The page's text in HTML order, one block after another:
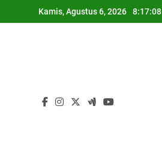
to
Kamis, Agustus 6, 2026